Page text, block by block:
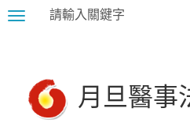
Toggle
月旦醫事